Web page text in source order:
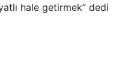
hale getirmek” dedi